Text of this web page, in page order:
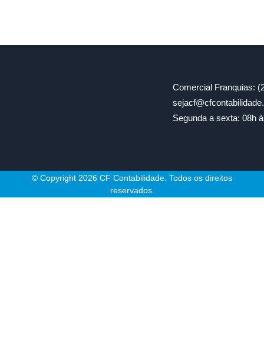
Comercial Franquias:
Segunda a sexta: 08h
© Copyright 2026 CF Contabilidade. Todos os direitos
reservados.